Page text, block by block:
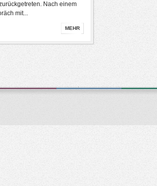
Nach einem
mit...
MEHR